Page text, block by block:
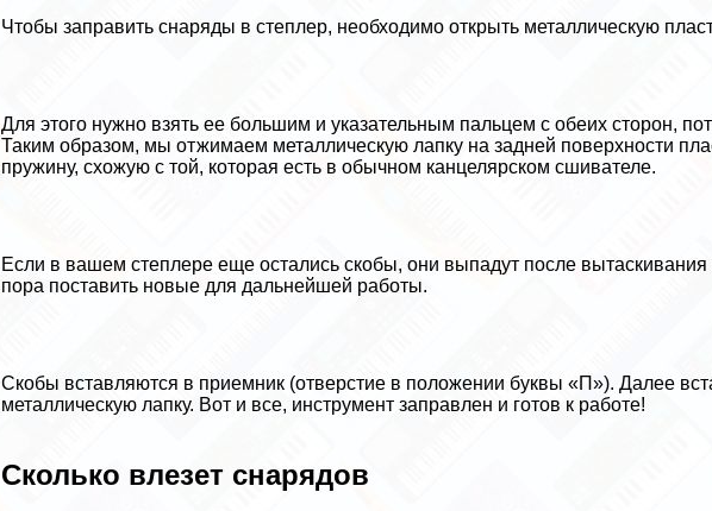
Чтобы заправить снаряды в степлер, необходимо открыть металлическую
Для этого нужно взять ее большим и указательным пальцем с обеих сторон,
Таким образом, мы отжимаем металлическую лапку на задней поверхности
пружину, схожую с той, которая есть в обычном канцелярском сшивателе.
Если в вашем степлере еще остались скобы, они выпадут после
пора поставить новые для дальнейшей работы.
Скобы вставляются в приемник (отверстие в положении буквы «П»). Далее
металлическую лапку. Вот и все, инструмент заправлен и готов к работе!
Сколько влезет снарядов